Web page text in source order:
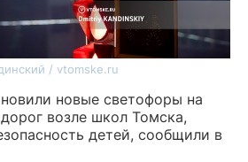
/ vtomske.ru
новые светофоры на
возле школ Томска,
детей, сообщили в